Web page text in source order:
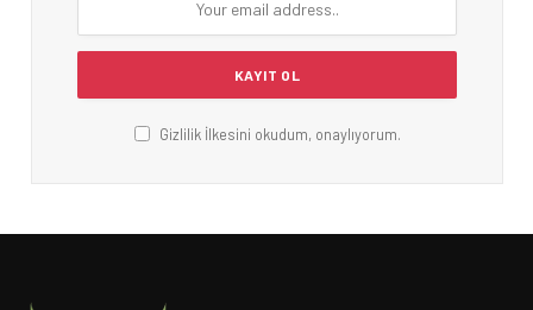
Gizlilik İlkesini okudum, onaylıyorum.